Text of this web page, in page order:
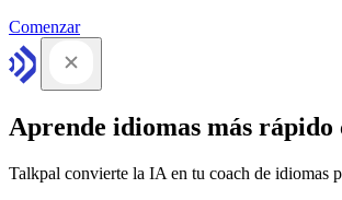
Comenzar
Aprende idiomas más rápido
Talkpal convierte la IA en tu coach de idiomas